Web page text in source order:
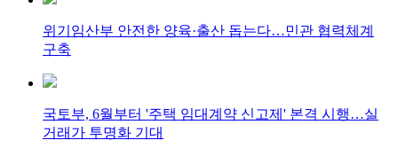
위기임산부 안전한 양육·출산 돕는다…민관 협력체계
구축
국토부, 6월부터 '주택 임대계약 신고제' 본격 시행…실
거래가 투명화 기대